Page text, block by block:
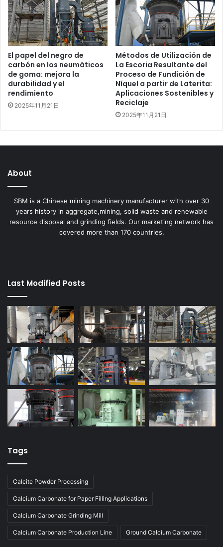
El papel del negro de
carbón en los neumáticos
de goma: mejora la
durabilidad y el
rendimiento
2025年11月21日
Métodos de Utilización de
La Escoria Resultante del
Proceso de Fundición de
Níquel a partir de Laterita:
Aplicaciones Sostenibles y
Reciclaje
2025年11月21日
About
SBM is a Chinese mining machinery manufacturer with over 30
years history in aggregate,mining, solid waste and renewable
resource disposal and grinding fields. Our marketing network has
covered more than 170 countries.
Last Modified Posts
Tags
Calcite Powder Processing
Calcium Carbonate for Paper Filling Applications
Calcium Carbonate Grinding Mill
Calcium Carbonate Production Line Ground Calcium Carbonate